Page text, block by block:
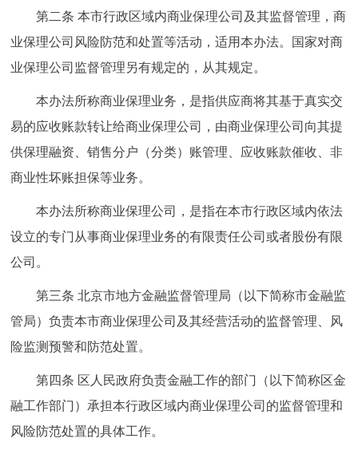
ITALIANO
第二条 本市行政区域内商业保理公司及其监督管理，商
业保理公司风险防范和处置等活动，适用本办法。国家对商
业保理公司监督管理另有规定的，从其规定。
本办法所称商业保理业务，是指供应商将其基于真实交
易的应收账款转让给商业保理公司，由商业保理公司向其提
供保理融资、销售分户（分类）账管理、应收账款催收、非
商业性坏账担保等业务。
本办法所称商业保理公司，是指在本市行政区域内依法
设立的专门从事商业保理业务的有限责任公司或者股份有限
公司。
第三条 北京市地方金融监督管理局（以下简称市金融监
管局）负责本市商业保理公司及其经营活动的监督管理、风
险监测预警和防范处置。
第四条 区人民政府负责金融工作的部门（以下简称区金
融工作部门）承担本行政区域内商业保理公司的监督管理和
风险防范处置的具体工作。